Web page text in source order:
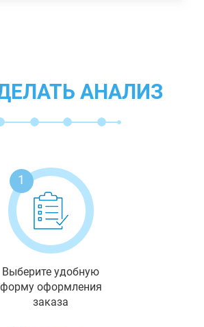
АНАЛИЗ
1
Выберите удобную
форму оформления
заказа